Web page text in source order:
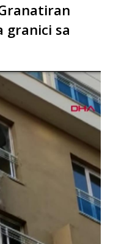
granici sa